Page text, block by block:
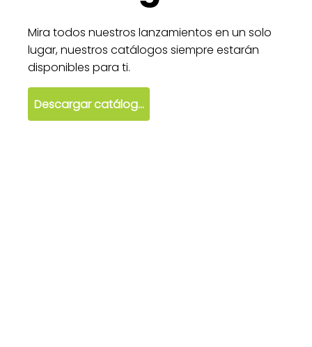
Mira todos nuestros lanzamientos en un solo
lugar, nuestros catálogos siempre estarán
disponibles para ti.
Descargar catálogo